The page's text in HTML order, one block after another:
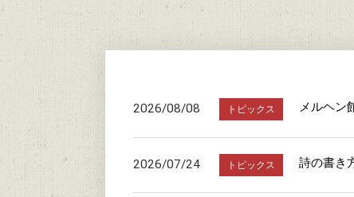
2026/08/08 トピックス メルヘン
2026/07/24 トピックス 詩の書き